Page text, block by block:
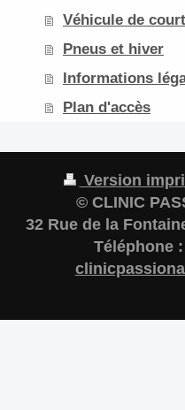
Véhicule de
Pneus et hiver
Informations
Plan d'accès
Version
© CLINIC
32 Rue de la
Téléphone :